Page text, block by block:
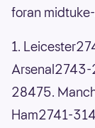
foran
1.
28475.
Ham2741-